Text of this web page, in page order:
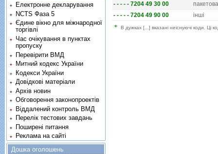
- - - - - 7204 49 30 00
- - - - - 7204 49 90 00
iншi
В дужках [...] вказані неіснуючі коди. Ці
Електронне декларування
NCTS Фаза 5
Єдине вікно для міжнародної
торгівлі
Час очікування в пунктах
пропуску
Перевірити ВМД
Митний кодекс України
Кодекси України
Довідкові матеріали
Архів новин
Обговорення законопроектів
Віддалений контроль ВМД
Перелік тестових завдань
Поширені питання
Реклама на сайті
Дошка оголошень